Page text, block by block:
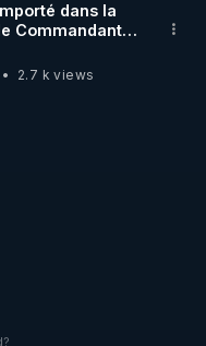
que vous avez
dans la
Commandant
25 juin 1997
2.7 k views